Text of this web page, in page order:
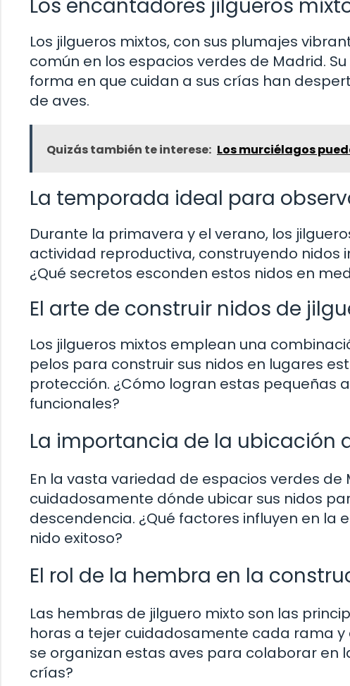
Los encantadores jilgueros
Los jilgueros mixtos, con sus plumajes
común en los espacios verdes de Madrid.
forma en que cuidan a sus crías han
de aves.
Quizás también te interese: Los murciélagos
La temporada ideal para
Durante la primavera y el verano, los
actividad reproductiva, construyendo nidos
¿Qué secretos esconden estos nidos en
El arte de construir nidos de
Los jilgueros mixtos emplean una
pelos para construir sus nidos en lugares
protección. ¿Cómo logran estas pequeñas
funcionales?
La importancia de la ubicación
En la vasta variedad de espacios verdes de
cuidadosamente dónde ubicar sus nidos
descendencia. ¿Qué factores influyen en
nido exitoso?
El rol de la hembra en la
Las hembras de jilguero mixto son las
horas a tejer cuidadosamente cada rama
se organizan estas aves para colaborar en
crías?